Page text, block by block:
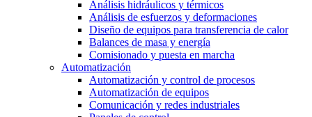
Análisis hidráulicos y térmicos
Análisis de esfuerzos y deformaciones
Diseño de equipos para transferencia de calor
Balances de masa y energía
Comisionado y puesta en marcha
Automatización
Automatización y control de procesos
Automatización de equipos
Comunicación y redes industriales